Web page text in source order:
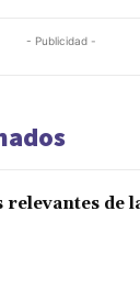
- Publicidad -
relevantes de